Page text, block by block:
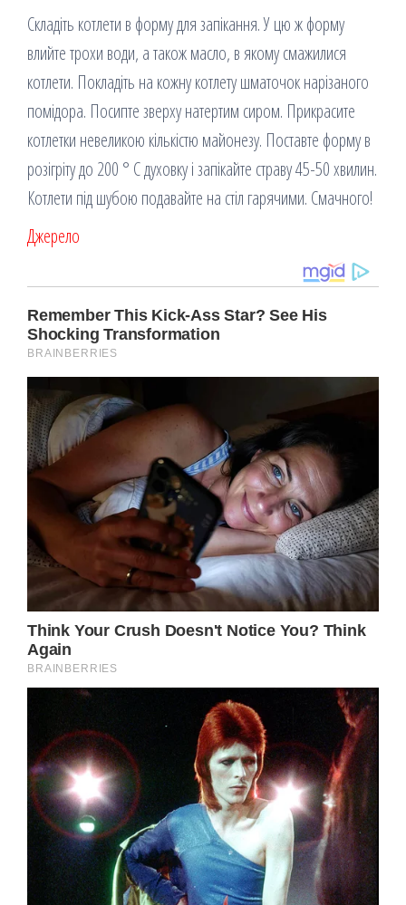
Складіть котлети в форму для запікання. У цю ж форму
влийте трохи води, а також масло, в якому смажилися
котлети. Покладіть на кожну котлету шматочок нарізаного
помідора. Посипте зверху натертим сиром. Прикрасите
котлетки невеликою кількістю майонезу. Поставте форму в
розігріту до 200 ° С духовку і запікайте страву 45-50 хвилин.
Котлети під шубою подавайте на стіл гарячими. Смачного!
Джерело